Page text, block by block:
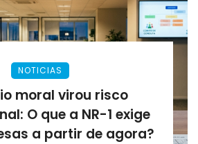
NOTICIAS
moral virou risco
O que a NR-1 exige
a partir de agora?